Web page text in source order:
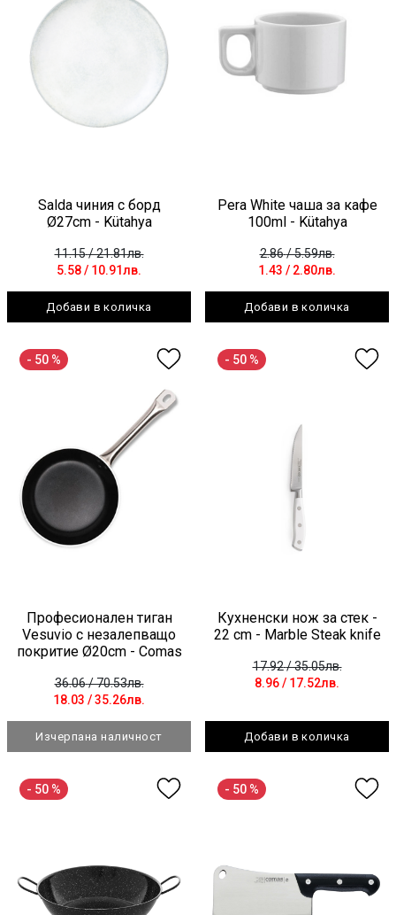
Salda чиния с борд
Ø27cm - Kütahya
11.15/ 21.81лв.
5.58/ 10.91лв.
Добави в количка
Pera White чаша за кафе
100ml - Kütahya
2.86/ 5.59лв.
1.43 / 2.80лв.
Добави в количка
- 50 %
Професионален тиган
Vesuvio с незалепващо
покритие Ø20cm - Comas
36.06/ 70.53лв.
18.03 / 35.26лв.
Изчерпана наличност
- 50 %
Кухненски нож за стек -
22 cm - Marble Steak knife
17.92/ 35.05лв.
8.96/ 17.52лв.
Добави в количка
- 50 % - 50 %